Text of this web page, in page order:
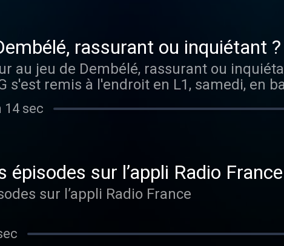
rassurant ou inquiétant
au jeu de Dembélé, rassurant ou
s'est remis à l'endroit en L1, samedi, en
colle à la roue du leader Lens et
se concentrer sur son match de Ligue des
14 sec
épisodes sur l’appli Radio France
sur l’appli Radio France